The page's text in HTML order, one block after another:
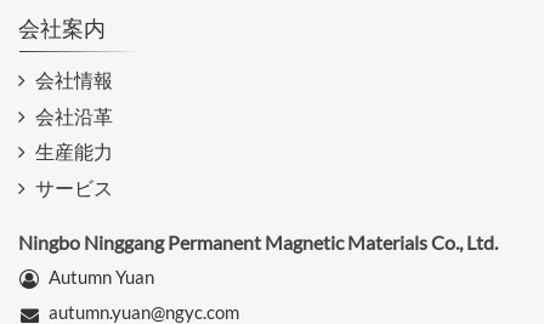
会社案内
会社情報
会社沿革
生産能力
サービス
Ningbo Ninggang Permanent Magnetic Materials Co., Ltd.
Autumn Yuan
autumn.yuan@ngyc.com